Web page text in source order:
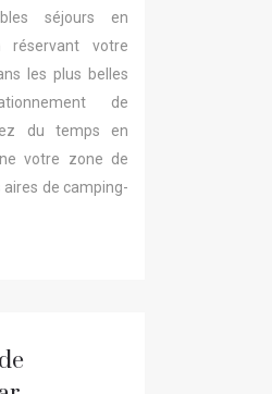
séjours en
réservant votre
les plus belles
de
du temps en
votre zone de
de camping-